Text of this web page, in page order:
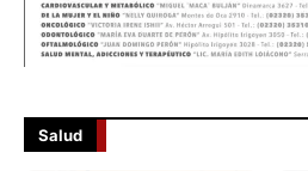
Salud